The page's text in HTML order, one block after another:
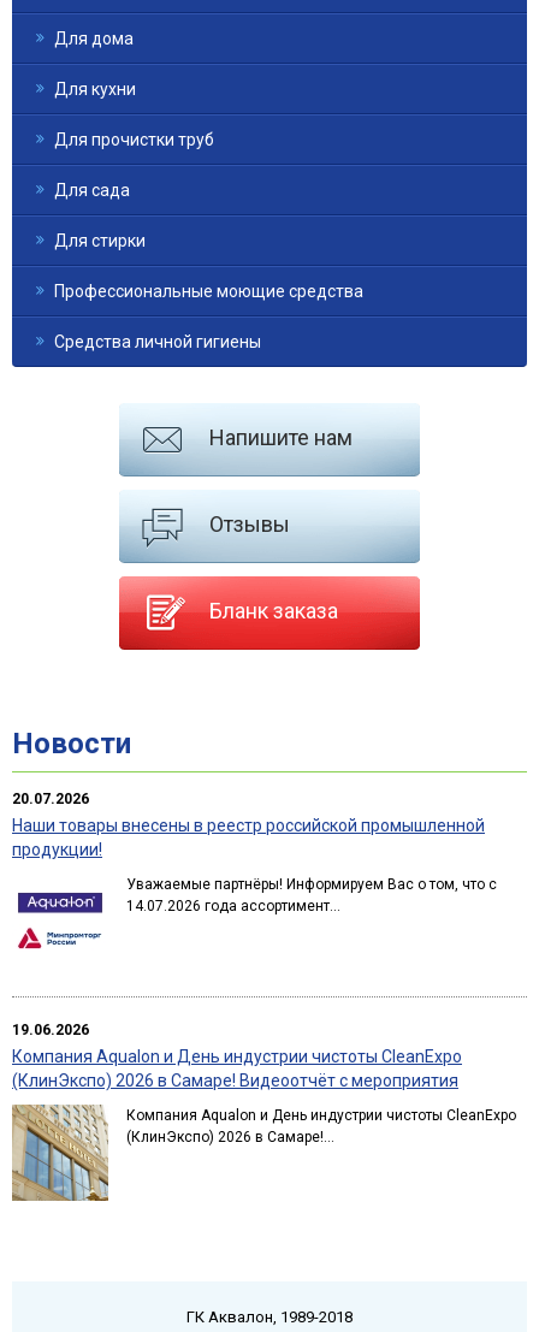
Для дома
Для кухни
Для прочистки труб
Для сада
Для стирки
Профессиональные моющие средства
Средства личной гигиены
Напишите нам
Отзывы
Бланк заказа
Новости
20.07.2026
Наши товары внесены в реестр российской промышленной
продукции!
Уважаемые партнёры! Информируем Вас о том, что с
14.07.2026 года ассортимент...
19.06.2026
Компания Aqualon и День индустрии чистоты CleanExpo
(КлинЭкспо) 2026 в Самаре! Видеоотчёт с мероприятия
Компания Aqualon и День индустрии чистоты CleanExpo
(КлинЭкспо) 2026 в Самаре!...
ГК Аквалон, 1989-2018